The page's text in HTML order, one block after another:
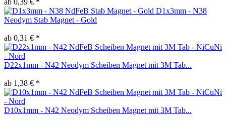
D1x3mm - N38
Neodym Stab Magnet - Gold
ab 0,31 € *
D22x1mm - N42 Neodym Scheiben Magnet mit 3M Tab...
ab 1,38 € *
D10x1mm - N42 Neodym Scheiben Magnet mit 3M Tab...